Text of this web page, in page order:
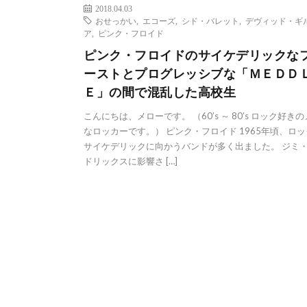
2018.04.03
おせっかい
エコーズ シド・バレット
デヴィッド・ギ
ア
ピンク・フロイド
ピンク・フロイドのサイケデリックな
ーストとプログレッシブな「ＭＥＤＤ
Ｅ」の間で混乱した高校生
こんにちは、メローです。 （60’s ～ 80’s ロック好きの
なロッカーです。） ピンク・フロイド 1965年頃、ロッ
サイケデリックに向かうバンドが多く出ました。 ジミ
ドリックスに影響さ […]